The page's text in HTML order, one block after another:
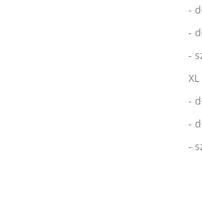
-
-
-
XL
-
-
-